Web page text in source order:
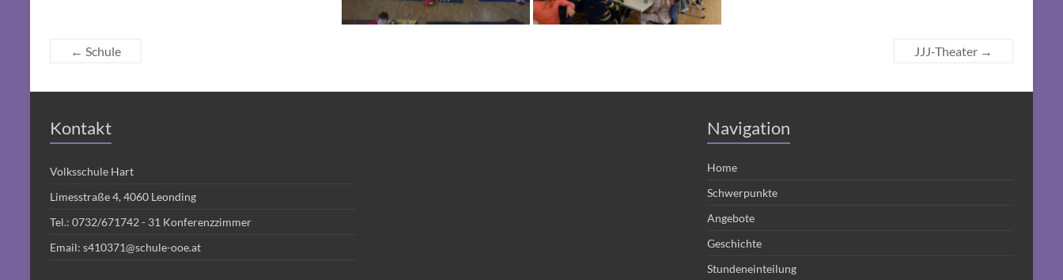
← Schule JJJ-Theater →
Kontakt
Volksschule Hart
Limesstraße 4, 4060 Leonding
Tel.: 0732/671742 - 31 Konferenzzimmer
Email: s410371@schule-ooe.at
Navigation
Home
Schwerpunkte
Angebote
Geschichte
Stundeneinteilung